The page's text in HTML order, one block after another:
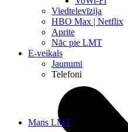
Viedtelevīzija
HBO Max | Netflix
Aprite
Nāc pie LMT
E-veikals
Jaunumi
Telefoni
Mans LMT